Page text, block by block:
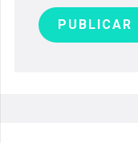
PUBLICAR